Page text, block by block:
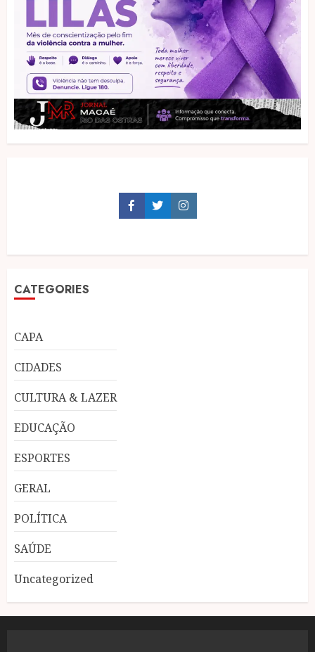
FacebookTwitterInstagram
CATEGORIES
CAPA
CIDADES
CULTURA & LAZER
EDUCAÇÃO
ESPORTES
GERAL
POLÍTICA
SAÚDE
Uncategorized